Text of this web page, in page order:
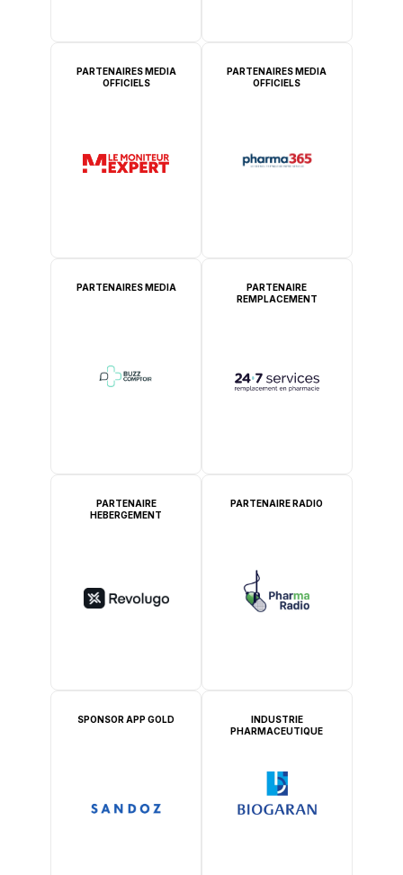
PARTENAIRES MEDIA
OFFICIELS
PARTENAIRES MEDIA
OFFICIELS
PARTENAIRES MEDIA
PARTENAIRE
REMPLACEMENT
PARTENAIRE
HEBERGEMENT
PARTENAIRE RADIO
SPONSOR APP GOLD
INDUSTRIE
PHARMACEUTIQUE